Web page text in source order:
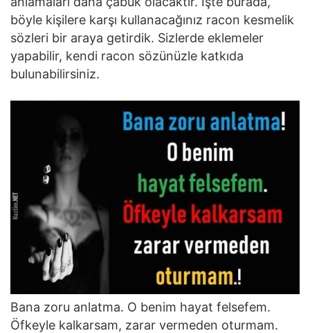
böyle kişilere karşı kullanacağınız racon kesmelik
sözleri bir araya getirdik. Sizlerde eklemeler
yapabilir, kendi racon sözünüzle katkıda
bulunabilirsiniz.
Bana zoru anlatma. O benim hayat felsefem.
Öfkeyle kalkarsam, zarar vermeden oturmam.